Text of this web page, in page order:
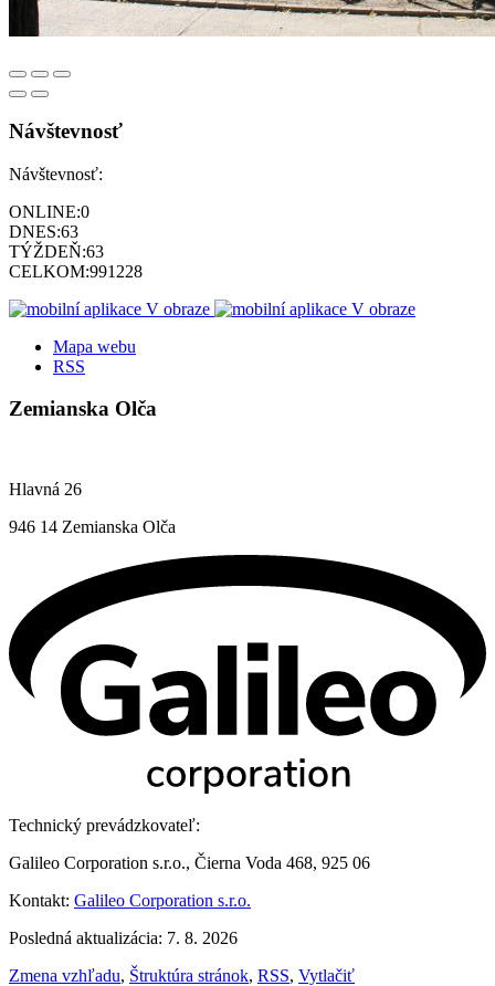
Návštevnosť
Návštevnosť:
ONLINE:0
DNES:63
TÝŽDEŇ:63
CELKOM:991228
Mapa webu
RSS
Zemianska Olča
Hlavná 26
946 14 Zemianska Olča
Technický prevádzkovateľ:
Galileo Corporation s.r.o., Čierna Voda 468, 925 06
Kontakt: Galileo Corporation s.r.o.
Posledná aktualizácia: 7. 8. 2026
Zmena vzhľadu, Štruktúra stránok, RSS, Vytlačiť